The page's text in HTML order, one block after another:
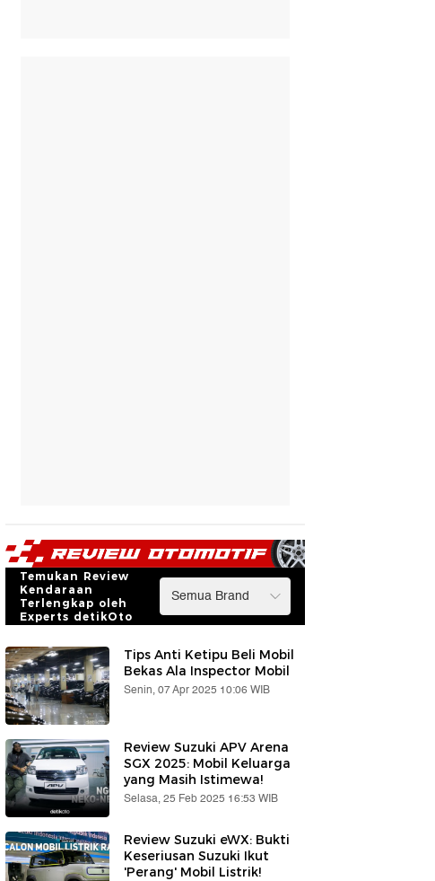
Temukan Review
Kendaraan
Terlengkap oleh
Experts detikOto
Tips Anti Ketipu Beli Mobil
Bekas Ala Inspector Mobil
Senin, 07 Apr 2025 10:06 WIB
Review Suzuki APV Arena
SGX 2025: Mobil Keluarga
yang Masih Istimewa!
Selasa, 25 Feb 2025 16:53 WIB
Review Suzuki eWX: Bukti
Keseriusan Suzuki Ikut
'Perang' Mobil Listrik!